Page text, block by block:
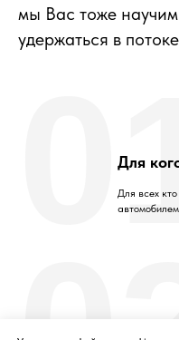
мы Вас тоже научим
удержаться в
Для
Для всех